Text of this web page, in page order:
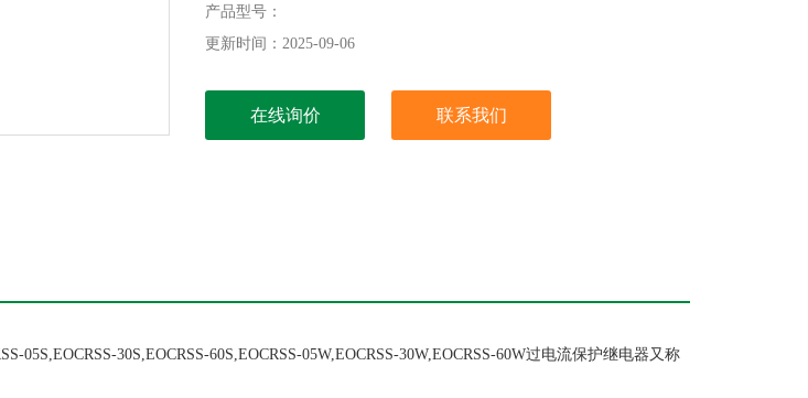
产品型号：
更新时间：2025-09-06
在线询价 联系我们
30S,EOCRSS-60S,EOCRSS-05W,EOCRSS-30W,EOCRSS-60W过电流保护继电器又称